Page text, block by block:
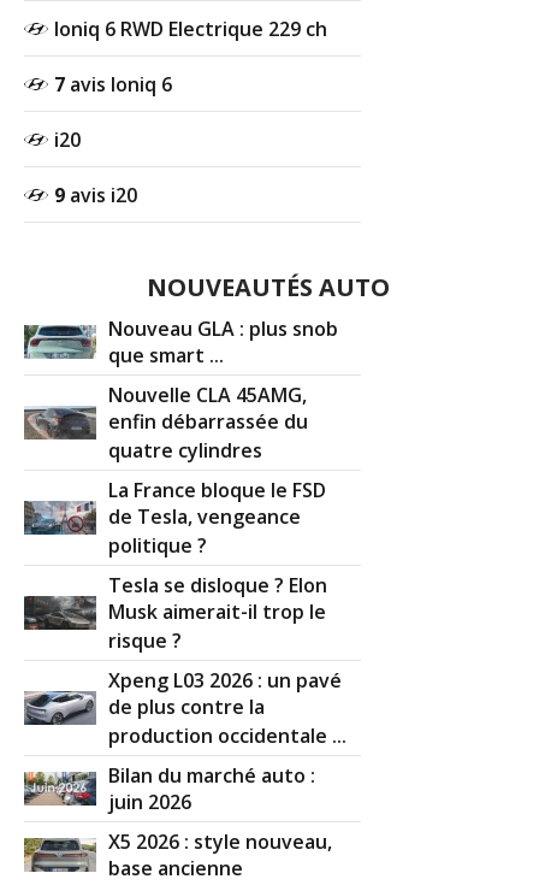
Ioniq 6 RWD Electrique 229 ch
7 avis Ioniq 6
i20
9 avis i20
NOUVEAUTÉS AUTO
Nouveau GLA : plus snob
que smart ...
Nouvelle CLA 45AMG,
enfin débarrassée du
quatre cylindres
La France bloque le FSD
de Tesla, vengeance
politique ?
Tesla se disloque ? Elon
Musk aimerait-il trop le
risque ?
Xpeng L03 2026 : un pavé
de plus contre la
production occidentale ...
Bilan du marché auto :
juin 2026
X5 2026 : style nouveau,
base ancienne